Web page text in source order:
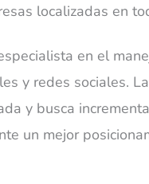
localizadas en
en el
y redes sociales.
y busca
un mejor